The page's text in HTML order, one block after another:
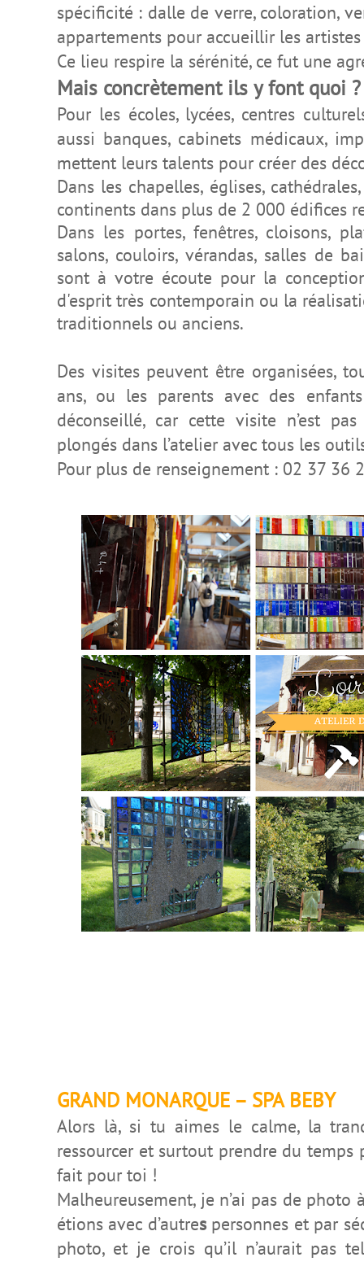
spécificité : dalle de verre, coloration,
appartements pour accueillir les
Ce lieu respire la sérénité, ce fut une
Mais concrètement ils y font quoi ?
Pour les écoles, lycées, centres
aussi banques, cabinets médicaux,
mettent leurs talents pour créer des
Dans les chapelles, églises,
continents dans plus de 2 000 édifices
Dans les portes, fenêtres, cloisons,
salons, couloirs, vérandas, salles de
sont à votre écoute pour la
d'esprit très contemporain ou la
traditionnels ou anciens.
Des visites peuvent être organisées,
ans, ou les parents avec des
déconseillé, car cette visite n’est
plongés dans l’atelier avec tous les
Pour plus de renseignement : 02 37 36
GRAND MONARQUE – SPA BEBY
Alors là, si tu aimes le calme, la
ressourcer et surtout prendre du temps
fait pour toi !
Malheureusement, je n’ai pas de
étions avec d’autrespersonnes et par
photo, et je crois qu’il n’aurait pas